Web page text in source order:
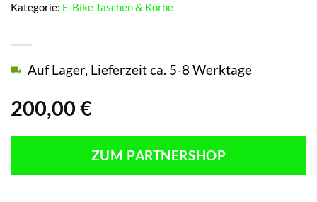
200,00 €
Auf Lager, Lieferzeit ca. 5-8 Werktage
ZUM PARTNERSHOP
Kategorie: E-Bike Taschen & Körbe